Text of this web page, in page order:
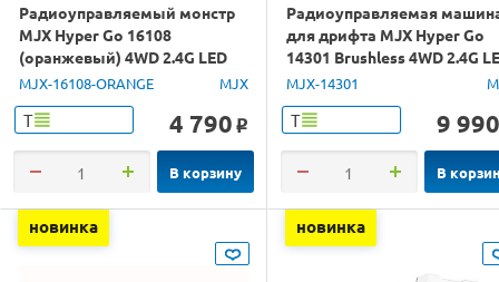
Радиоуправляемый монстр
MJX Hyper Go 16108
(оранжевый) 4WD 2.4G LED
1/16 RTR
MJX-16108-ORANGE MJX
Т 4 790 o
В корзину
Радиоуправляемая
для дрифта MJX Hyper Go
14301 Brushless 4WD 2.4G
1/14 RTR
MJX-14301
Т 9 990
В
новинка новинка